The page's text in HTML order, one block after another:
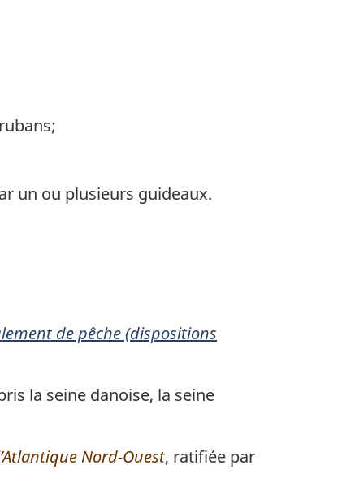
un ou plusieurs guideaux.
de pêche (dispositions
la seine danoise, la seine
Nord-Ouest, ratifiée par